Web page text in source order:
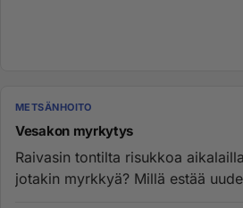
METSÄNHOITO
Vesakon myrkytys
Raivasin tontilta risukkoa
jotakin myrkkyä? Millä estää